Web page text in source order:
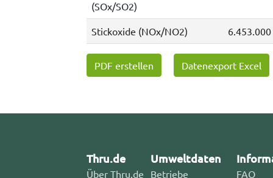
(SOx/SO2)
Stickoxide (NOx/NO2) 6.453.000
PDF erstellen Datenexport Excel
Thru.de
Über Thru.de
Umweltdaten
Betriebe FAQ